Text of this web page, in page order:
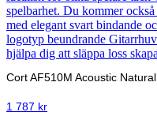
Cort AF510M Acoustic Natural
1 787 kr